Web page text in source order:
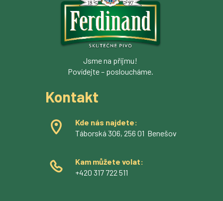
Jsme na příjmu!
Povídejte – posloucháme.
Kontakt
Kde nás najdete:
Táborská 306, 256 01 Benešov
Kam můžete volat:
+420 317 722 511